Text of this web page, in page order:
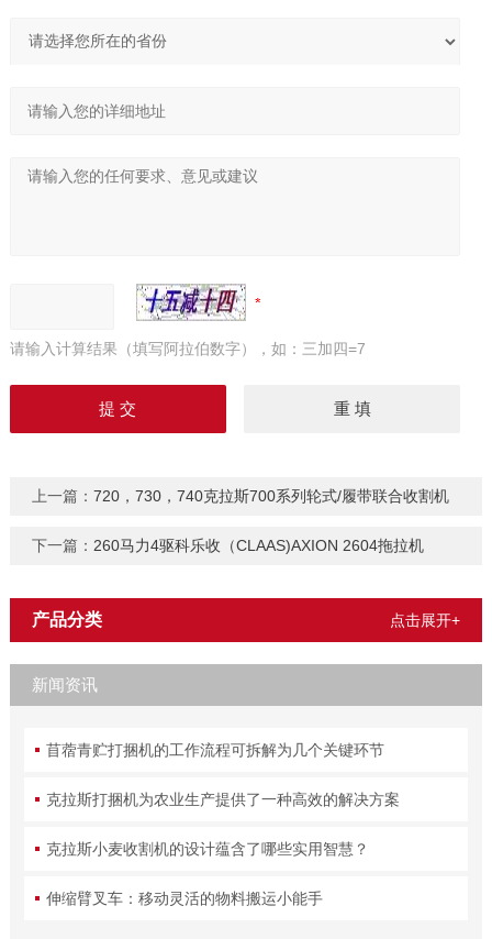
请输入计算结果（填写阿拉伯数字），如：三加四=7
上一篇： 720，730，740克拉斯700系列轮式/履带联合收割机
下一篇： 260马力4驱科乐收（CLAAS)AXION 2604拖拉机
产品分类 点击展开+
新闻资讯
苜蓿青贮打捆机的工作流程可拆解为几个关键环节
克拉斯打捆机为农业生产提供了一种高效的解决方案
克拉斯小麦收割机的设计蕴含了哪些实用智慧？
伸缩臂叉车：移动灵活的物料搬运小能手